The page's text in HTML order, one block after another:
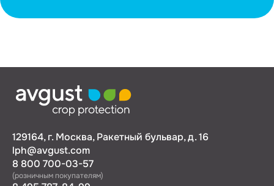
129164, г. Москва, Ракетный бульвар, д. 16
lph@avgust.com
8 800 700-03-57
(розничным покупателям)